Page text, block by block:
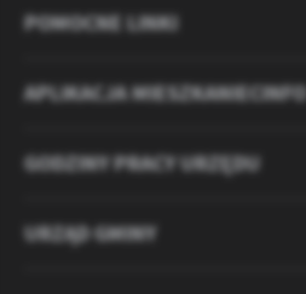
POMOCNE LINKI
APLIKACJA MIESZKANIECINFO
GODZINY PRACY URZĘDU
URZĄD GMINY